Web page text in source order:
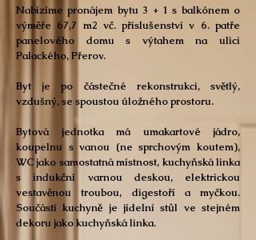
Nabízíme pronájem bytu 3 + 1 s balkónem o
výměře 67,7 m2 vč. příslušenství v 6. patře
panelového domu s výtahem na ulici
Palackého, Přerov.
Byt je po částečné rekonstrukci, světlý,
vzdušný, se spoustou úložného prostoru.
Bytová jednotka má umakartové jádro,
koupelnu s vanou (ne sprchovým koutem),
WC jako samostatná místnost, kuchyňská linka
s indukční varnou deskou, elektrickou
vestavěnou troubou, digestoří a myčkou.
Součástí kuchyně je jídelní stůl ve stejném
dekoru jako kuchyňská linka.